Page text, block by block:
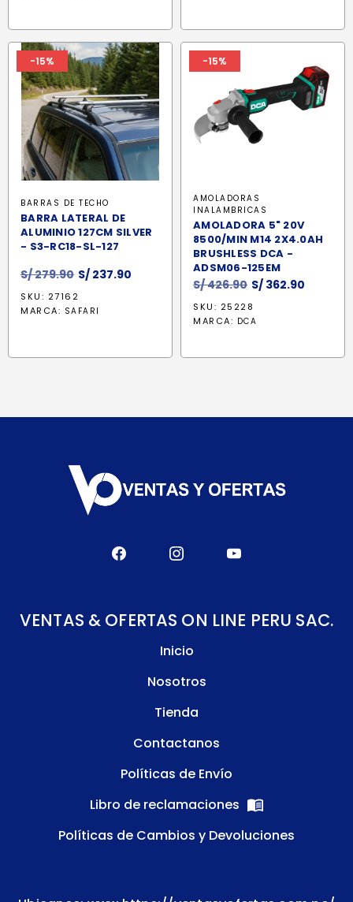
-15%
BARRAS DE TECHO
BARRA LATERAL DE
ALUMINIO 127CM SILVER
- S3-RC18-SL-127
S/279.90 El
original
S/ 237.90
SKU: 27162
MARCA: SAFARI
-15%
AMOLADORAS
INALAMBRICAS
AMOLADORA 5" 20V
8500/MIN M14 2X4.0AH
BRUSHLESS DCA -
ADSM06-125EM
S/426.90 El
precio
original
S/ 362.90
SKU: 25228
MARCA: DCA
VENTAS & OFERTAS ON LINE PERU SAC.
Inicio
Nosotros
Tienda
Contactanos
Políticas de Envío
Libro de reclamaciones
Políticas de Cambios y Devoluciones